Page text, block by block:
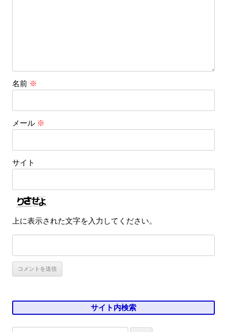
名前 ※
メール ※
サイト
上に表示された文字を入力してください。
サイト内検索